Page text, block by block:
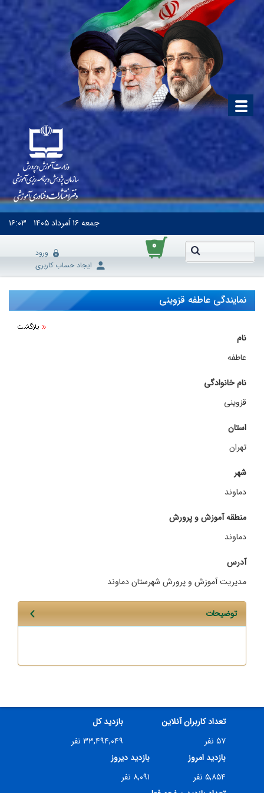
جمعه۱۶ اَمرداد ۱۴۰۵ ۱۶:۰۳
۰
ورود
ایجاد حساب کاربری
نمایندگی عاطفه قزوینی
نام
عاطفه
نام خانوادگی
قزوینی
استان
تهران
شهر
دماوند
منطقه آموزش و پرورش
دماوند
آدرس
مدیریت آموزش و پرورش شهرستان دماوند
توضیحات
تعداد کاربران آنلاین
۵۷ نفر
بازدید کل
۳۳,۴۹۴,۰۴۹ نفر
بازدید امروز
۵,۸۵۴ نفر
بازدید دیروز
۸,۰۹۱ نفر